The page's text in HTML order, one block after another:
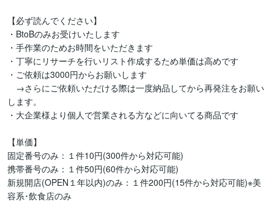
【必ず読んでください】
・BtoBのみお受けいたします
・手作業のためお時間をいただきます
・丁寧にリサーチを行いリスト作成するため単価は高めです
・ご依頼は3000円からお願いします
→さらにご依頼いただける際は一度納品してから再発注をお願い
します。
・大企業様より個人で営業される方などに向いてる商品です
【単価】
固定番号のみ：１件10円(300件から対応可能)
携帯番号のみ：１件50円(60件から対応可能)
新規開店(OPEN１年以内)のみ：１件200円(15件から対応可能)※美
容系･飲食店のみ